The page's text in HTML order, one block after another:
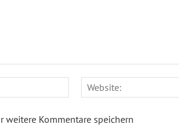
Mail:*
weitere Kommentare speichern